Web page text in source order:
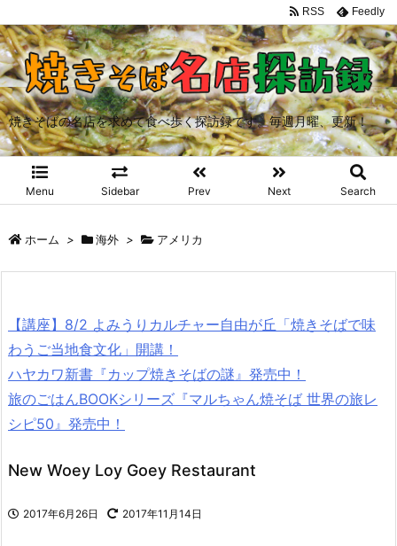
焼きそばの名店を求めて食べ歩く探訪録です。毎週月曜、更新！
Menu Sidebar Prev Next Search
RSS Feedly
ホーム > 海外 > アメリカ
【講座】8/2 よみうりカルチャー自由が丘「焼きそばで味
わうご当地食文化」開講！
ハヤカワ新書『カップ焼きそばの謎』発売中！
旅のごはんBOOKシリーズ『マルちゃん焼そば 世界の旅レ
シピ50』発売中！
New Woey Loy Goey Restaurant
2017年6月26日 2017年11月14日